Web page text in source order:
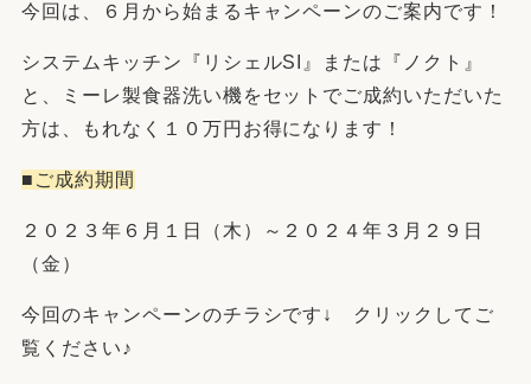
今回は、６月から始まるキャンペーンのご案内です！
システムキッチン『リシェルSI』または『ノクト』
と、ミーレ製食器洗い機をセットでご成約いただいた
方は、もれなく１０万円お得になります！
■ご成約期間
２０２３年６月１日（木）～２０２４年３月２９日
（金）
今回のキャンペーンのチラシです↓ クリックしてご
覧ください♪